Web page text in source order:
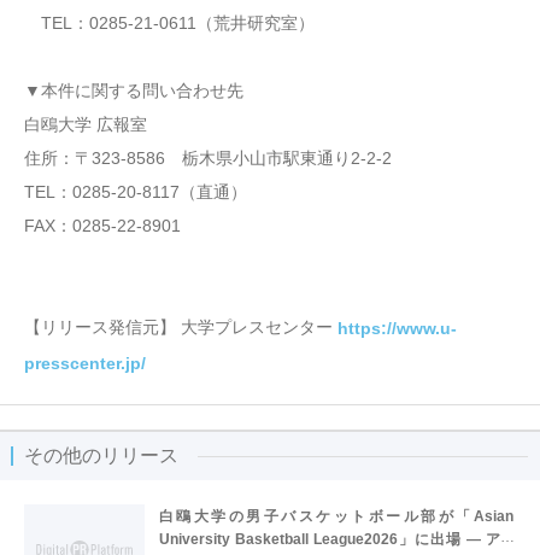
TEL：0285-21-0611（荒井研究室）
▼本件に関する問い合わせ先
白鴎大学 広報室
住所：〒323-8586 栃木県小山市駅東通り2-2-2
TEL：0285-20-8117（直通）
FAX：0285-22-8901
【リリース発信元】 大学プレスセンター https://www.u-
presscenter.jp/
その他のリリース
白鴎大学の男子バスケットボール部が「Asian
University Basketball League2026」に出場 ― アジ